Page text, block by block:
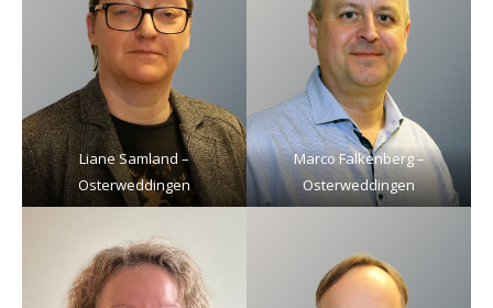
Liane Samland –
Osterweddingen
Marco Falkenberg –
Osterweddingen